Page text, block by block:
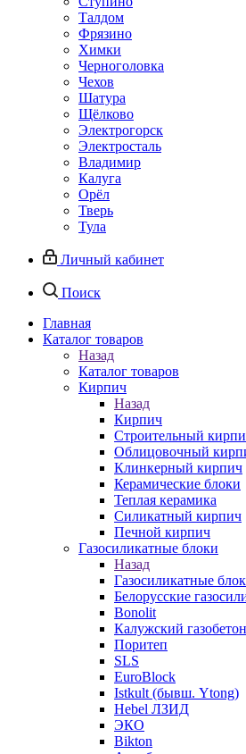
Талдом
Фрязино
Химки
Черноголовка
Чехов
Шатура
Щёлково
Электрогорск
Электросталь
Владимир
Калуга
Орёл
Тверь
Тула
Личный кабинет
Поиск
Главная
Каталог товаров
Назад
Каталог товаров
Кирпич
Назад
Кирпич
Строительный
Облицовочный
Клинкерный кирпич
Керамические блоки
Теплая керамика
Силикатный кирпич
Печной кирпич
Газосиликатные блоки
Назад
Газосиликатные
Белорусские
Bonolit
Калужский
Поритеп
SLS
EuroBlock
Istkult (бывш. Ytong)
Hebel ЛЗИД
ЭКО
Bikton